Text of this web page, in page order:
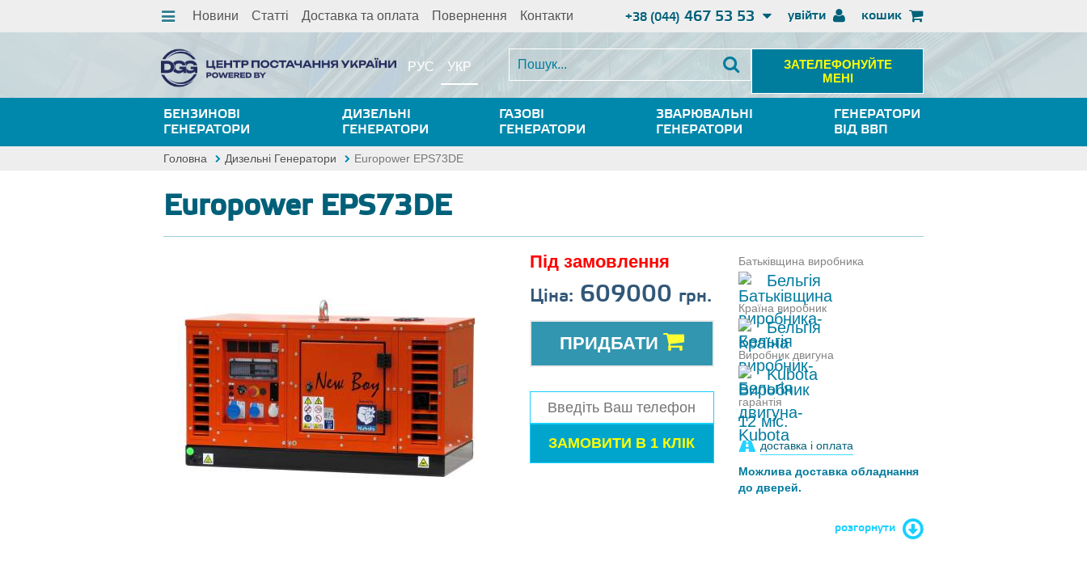
Новини Статті Доставка та оплата Повернення Контакти увійти
+38 (044) 467 53 53 кошик
РУС УКР
ЗАТЕЛЕФОНУЙТЕ
МЕНІ
БЕНЗИНОВІ
ГЕНЕРАТОРИ
ДИЗЕЛЬНІ
ГЕНЕРАТОРИ
ГАЗОВІ
ГЕНЕРАТОРИ
ЗВАРЮВАЛЬНІ
ГЕНЕРАТОРИ
ГЕНЕРАТОРИ
ВІД ВВП
Головна Дизельні Генератори Europower EPS73DE
Europower EPS73DE
Під замовлення
Ціна: 609000 грн.
ПРИДБАТИ
Батьківщина виробника
Бельгія
Країна виробник
Бельгія
Виробник двигуна
Kubota
гарантія
12 міс.
доставка і оплата
Можлива доставка обладнання
до дверей.
розгорнути